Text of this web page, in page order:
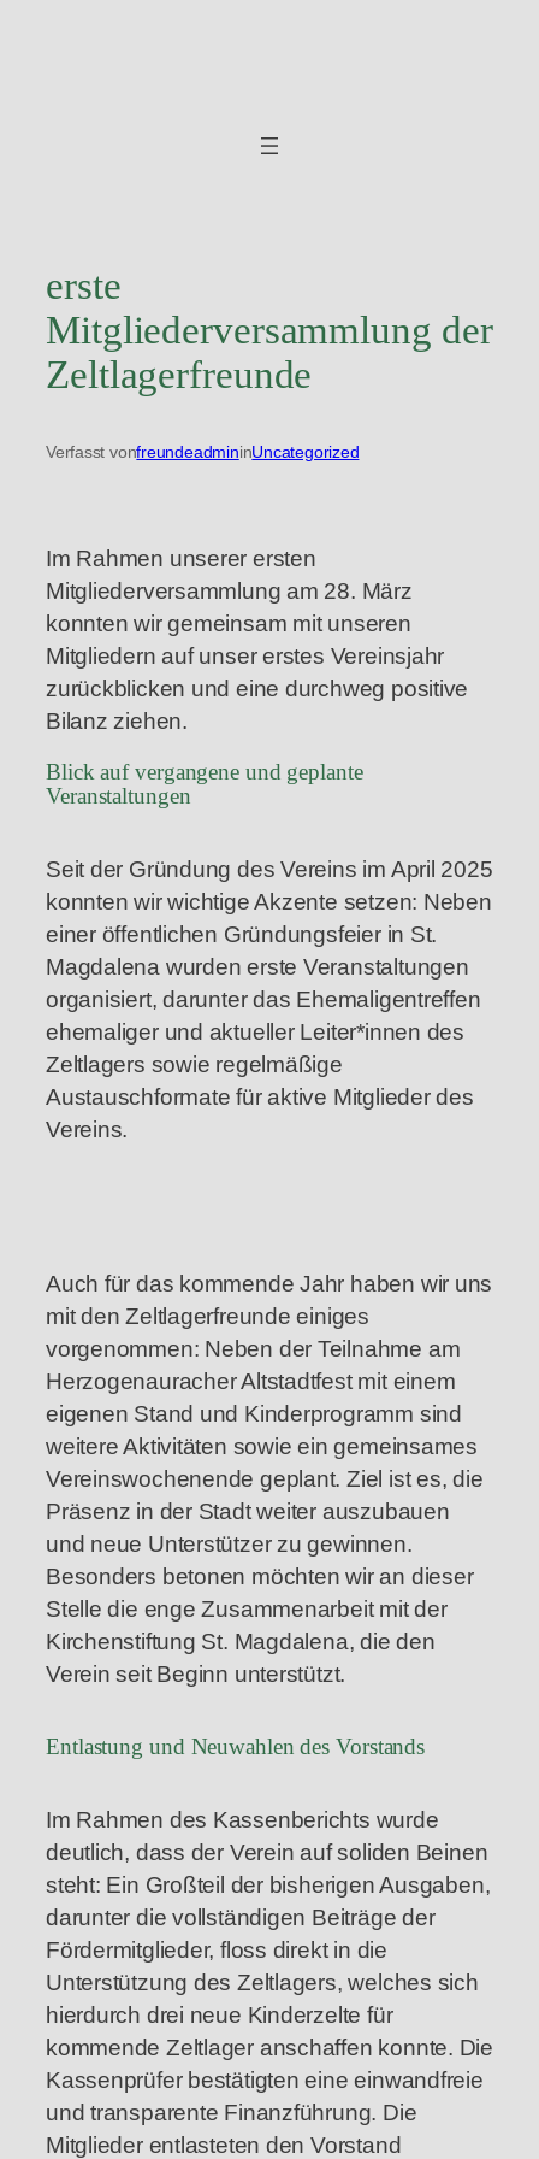
erste
Mitgliederversammlung der
Zeltlagerfreunde
Verfasst vonfreundeadmininUncategorized
Im Rahmen unserer ersten
Mitgliederversammlung am 28. März
konnten wir gemeinsam mit unseren
Mitgliedern auf unser erstes Vereinsjahr
zurückblicken und eine durchweg positive
Bilanz ziehen.
Blick auf vergangene und geplante
Veranstaltungen
Seit der Gründung des Vereins im April 2025
konnten wir wichtige Akzente setzen: Neben
einer öffentlichen Gründungsfeier in St.
Magdalena wurden erste Veranstaltungen
organisiert, darunter das Ehemaligentreffen
ehemaliger und aktueller Leiter*innen des
Zeltlagers sowie regelmäßige
Austauschformate für aktive Mitglieder des
Vereins.
Auch für das kommende Jahr haben wir uns
mit den Zeltlagerfreunde einiges
vorgenommen: Neben der Teilnahme am
Herzogenauracher Altstadtfest mit einem
eigenen Stand und Kinderprogramm sind
weitere Aktivitäten sowie ein gemeinsames
Vereinswochenende geplant. Ziel ist es, die
Präsenz in der Stadt weiter auszubauen
und neue Unterstützer zu gewinnen.
Besonders betonen möchten wir an dieser
Stelle die enge Zusammenarbeit mit der
Kirchenstiftung St. Magdalena, die den
Verein seit Beginn unterstützt.
Entlastung und Neuwahlen des Vorstands
Im Rahmen des Kassenberichts wurde
deutlich, dass der Verein auf soliden Beinen
steht: Ein Großteil der bisherigen Ausgaben,
darunter die vollständigen Beiträge der
Fördermitglieder, floss direkt in die
Unterstützung des Zeltlagers, welches sich
hierdurch drei neue Kinderzelte für
kommende Zeltlager anschaffen konnte. Die
Kassenprüfer bestätigten eine einwandfreie
und transparente Finanzführung. Die
Mitglieder entlasteten den Vorstand